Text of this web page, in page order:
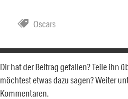
Oscars
Dir hat der Beitrag gefallen? Teile ihn
möchtest etwas dazu sagen? Weiter
Kommentaren.